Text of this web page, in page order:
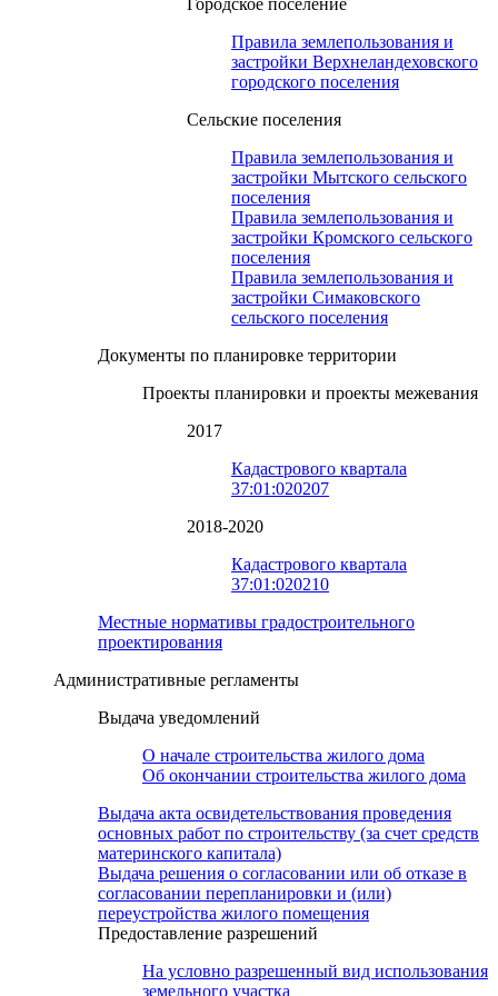
Городское поселение
Правила землепользования и
застройки Верхнеландеховского
городского поселения
Сельские поселения
Правила землепользования и
застройки Мытского сельского
поселения
Правила землепользования и
застройки Кромского сельского
поселения
Правила землепользования и
застройки Симаковского
сельского поселения
Документы по планировке территории
Проекты планировки и проекты межевания
2017
Кадастрового квартала
37:01:020207
2018-2020
Кадастрового квартала
37:01:020210
Местные нормативы градостроительного
проектирования
Административные регламенты
Выдача уведомлений
О начале строительства жилого дома
Об окончании строительства жилого дома
Выдача акта освидетельствования проведения
основных работ по строительству (за счет средств
материнского капитала)
Выдача решения о согласовании или об отказе в
согласовании перепланировки и (или)
переустройства жилого помещения
Предоставление разрешений
На условно разрешенный вид использования
земельного участка